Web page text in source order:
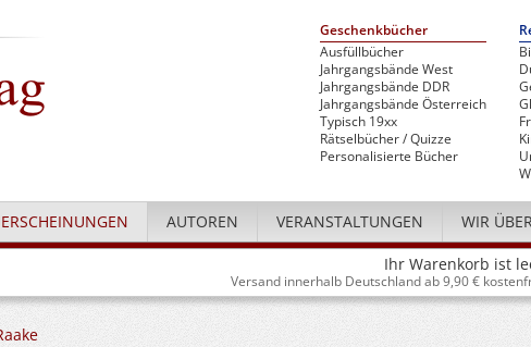
Geschenkbücher
Ausfüllbücher
Jahrgangsbände West
Jahrgangsbände DDR
Jahrgangsbände Österreich
Typisch 19xx
Rätselbücher / Quizze
Personalisierte Bücher
AUTOREN VERANSTALTUNGEN WIR
Ihr Warenkorb ist
Versand innerhalb Deutschland ab 9,90 €